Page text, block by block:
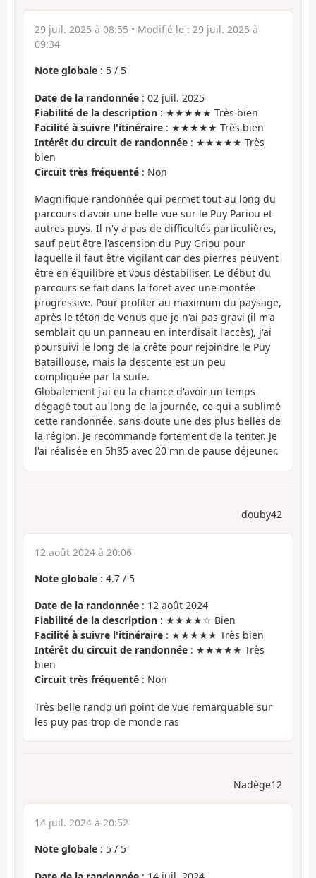
29 juil. 2025 à 08:55 • Modifié le : 29 juil. 2025 à
09:34
Note globale : 5 / 5
Date de la randonnée : 02 juil. 2025
Fiabilité de la description : ★★★★★ Très bien
Facilité à suivre l'itinéraire : ★★★★★ Très bien
Intérêt du circuit de randonnée : ★★★★★ Très
bien
Circuit très fréquenté : Non
Magnifique randonnée qui permet tout au long du
parcours d'avoir une belle vue sur le Puy Pariou et
autres puys. Il n'y a pas de difficultés particulières,
sauf peut être l'ascension du Puy Griou pour
laquelle il faut être vigilant car des pierres peuvent
être en équilibre et vous déstabiliser. Le début du
parcours se fait dans la foret avec une montée
progressive. Pour profiter au maximum du paysage,
après le téton de Venus que je n'ai pas gravi (il m'a
semblait qu'un panneau en interdisait l'accès), j'ai
poursuivi le long de la crête pour rejoindre le Puy
Bataillouse, mais la descente est un peu
compliquée par la suite.
Globalement j'ai eu la chance d'avoir un temps
dégagé tout au long de la journée, ce qui a sublimé
cette randonnée, sans doute une des plus belles de
la région. Je recommande fortement de la tenter. Je
l'ai réalisée en 5h35 avec 20 mn de pause déjeuner.
douby42
12 août 2024 à 20:06
Note globale : 4.7 / 5
Date de la randonnée : 12 août 2024
Fiabilité de la description : ★★★★☆ Bien
Facilité à suivre l'itinéraire : ★★★★★ Très bien
Intérêt du circuit de randonnée : ★★★★★ Très
bien
Circuit très fréquenté : Non
Très belle rando un point de vue remarquable sur
les puy pas trop de monde ras
Nadège12
14 juil. 2024 à 20:52
Note globale : 5 / 5